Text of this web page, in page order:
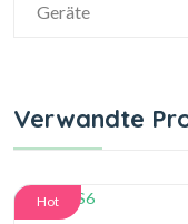
Geräte
Verwandte
Hot